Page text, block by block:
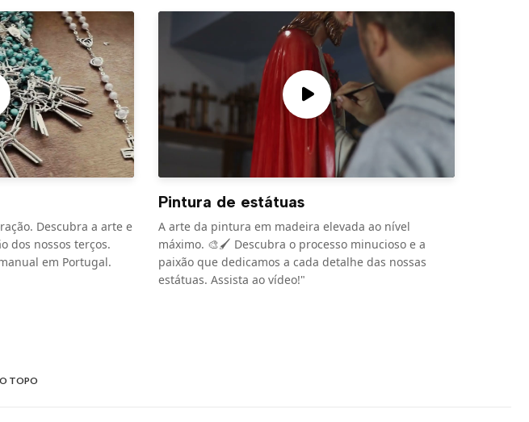
Descubra a arte e
dos nossos terços.
em Portugal.
Pintura de estátuas
A arte da pintura em madeira elevada ao nível
máximo. 🎨🖌️ Descubra o processo minucioso e a
paixão que dedicamos a cada detalhe das nossas
estátuas. Assista ao vídeo!"
TOPO